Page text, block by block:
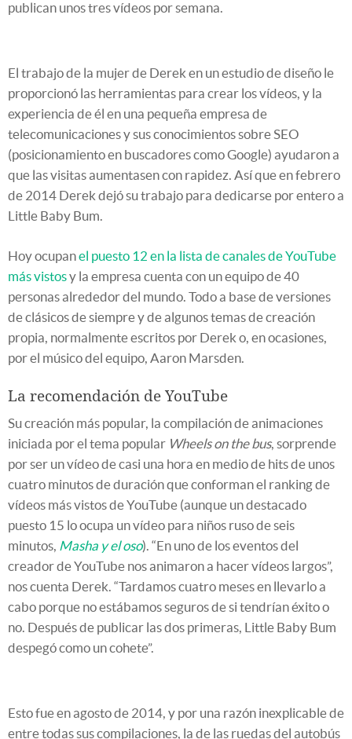
publican unos tres vídeos por semana.
El trabajo de la mujer de Derek en un estudio de diseño le
proporcionó las herramientas para crear los vídeos, y la
experiencia de él en una pequeña empresa de
telecomunicaciones y sus conocimientos sobre SEO
(posicionamiento en buscadores como Google) ayudaron a
que las visitas aumentasen con rapidez. Así que en febrero
de 2014 Derek dejó su trabajo para dedicarse por entero a
Little Baby Bum.
Hoy ocupanel puesto 12 en la lista de canales de YouTube
más vistosy la empresa cuenta con un equipo de 40
personas alrededor del mundo. Todo a base de versiones
de clásicos de siempre y de algunos temas de creación
propia, normalmente escritos por Derek o, en ocasiones,
por el músico del equipo, Aaron Marsden.
La recomendación de YouTube
Su creación más popular, la compilación de animaciones
iniciada por el tema popular Wheels on the bus, sorprende
por ser un vídeo de casi una hora en medio de hits de unos
cuatro minutos de duración que conforman el ranking de
vídeos más vistos de YouTube (aunque un destacado
puesto 15 lo ocupa un vídeo para niños ruso de seis
minutos, Masha y el oso). “En uno de los eventos del
creador de YouTube nos animaron a hacer vídeos largos”,
nos cuenta Derek. “Tardamos cuatro meses en llevarlo a
cabo porque no estábamos seguros de si tendrían éxito o
no. Después de publicar las dos primeras, Little Baby Bum
despegó como un cohete”.
Esto fue en agosto de 2014, y por una razón inexplicable de
entre todas sus compilaciones, la de las ruedas del autobús